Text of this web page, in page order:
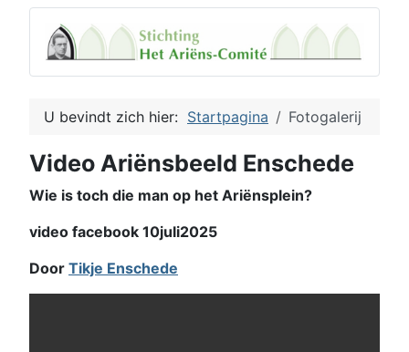
U bevindt zich hier: Startpagina Fotogalerij
Video Ariënsbeeld Enschede
Wie is toch die man op het Ariënsplein?
video facebook 10juli2025
Door Tikje Enschede